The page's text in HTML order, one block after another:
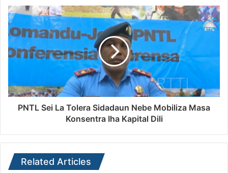
PNTL Sei La Tolera Sidadaun Nebe Mobiliza Masa
Konsentra Iha Kapital Dili
Related Articles